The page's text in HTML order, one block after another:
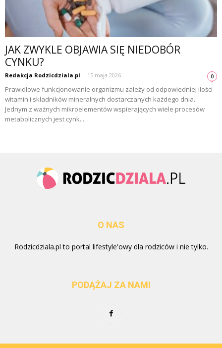
JAK ZWYKLE OBJAWIA SIĘ NIEDOBÓR
CYNKU?
Redakcja Rodzicdziala.pl - 15 maja 2026 0
Prawidłowe funkcjonowanie organizmu zależy od odpowiedniej ilości
witamin i składników mineralnych dostarczanych każdego dnia.
Jednym z ważnych mikroelementów wspierających wiele procesów
metabolicznych jest cynk....
O NAS
Rodzicdziala.pl to portal lifestyle'owy dla rodziców i nie tylko.
PODĄŻAJ ZA NAMI